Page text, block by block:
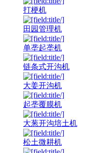
打梗机
田园管理机
单垄起垄机
链条式开沟机
大姜开沟机
起垄覆膜机
大葱开沟培土机
松土微耕机